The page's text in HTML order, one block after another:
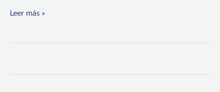
Leer más »